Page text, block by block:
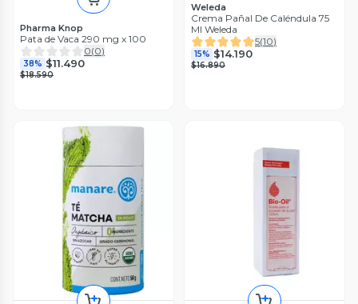
Pharma Knop
Pata de Vaca 290 mg x 100
0(0)
38% $11.490
$18.590
Weleda
Crema Pañal De Caléndula 75
Ml Weleda
5(10)
15% $14.190
$16.890